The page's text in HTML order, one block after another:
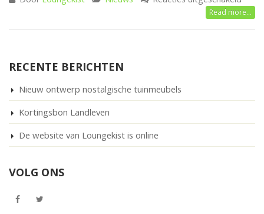
De
Read more...
RECENTE BERICHTEN
Nieuw ontwerp nostalgische tuinmeubels
Kortingsbon Landleven
De website van Loungekist is online
VOLG ONS